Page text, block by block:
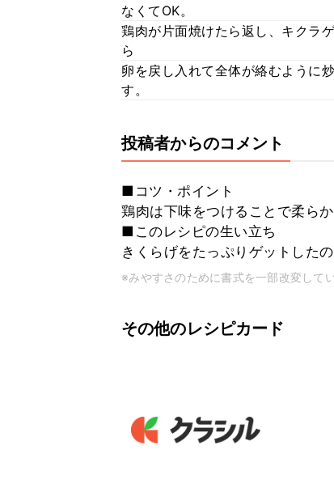
なくてOK。
鶏肉が片面焼けたら返し、キクラ
ら
卵を戻し入れて全体が絡むように
す。
投稿者からのコメント
■コツ・ポイント
鶏肉は下味をつけることで柔らか
■このレシピの生い立ち
きくらげをたっぷりゲットした
※みやすさのために書式を一部改変してい
その他のレシピカード